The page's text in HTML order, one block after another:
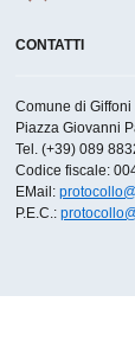
CONTATTI
Comune di
Piazza Giovanni
Tel. (+39) 089
Codice fiscale:
EMail:
P.E.C.: